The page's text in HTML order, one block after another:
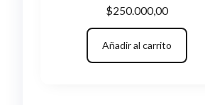
$250.000,00
Añadir al carrito